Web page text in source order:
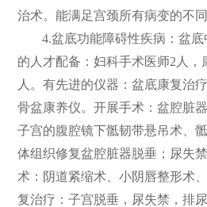
治术。能满足宫颈所有病变的不同
4.盆底功能障碍性疾病：盆
的人才配备：妇科手术医师2人，
人。有先进的仪器：盆底康复治
骨盆康养仪。开展手术：盆腔脏
子宫的腹腔镜下骶韧带悬吊术、
体组织修复盆腔脏器脱垂；尿失
术：阴道紧缩术、小阴唇整形术
复治疗：子宫脱垂，尿失禁，排